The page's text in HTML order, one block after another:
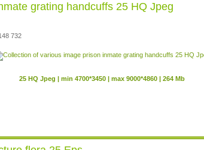
grating handcuffs 25 HQ Jpeg
732
25 HQ Jpeg | min 4700*3450 | max 9000*4860 | 264 Mb